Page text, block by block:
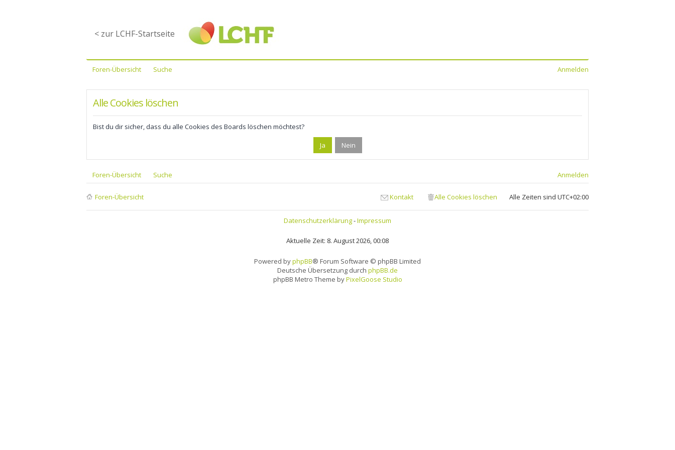
< zur LCHF-Startseite
Foren-Übersicht Suche Anmelden
Alle Cookies löschen
Bist du dir sicher, dass du alle Cookies des Boards löschen möchtest?
Foren-Übersicht Suche Anmelden
Foren-Übersicht Alle Zeiten sind UTC+02:00
Alle Cookies löschen
Kontakt
Datenschutzerklärung-Impressum
Aktuelle Zeit: 8. August 2026, 00:08
Powered byphpBB® Forum Software © phpBB Limited
Deutsche Übersetzung durch phpBB.de
phpBB Metro Theme byPixelGoose Studio